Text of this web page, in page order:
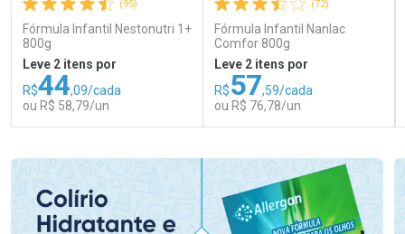
(95)
Fórmula Infantil Nestonutri 1+
800g
Leve 2 itens por
R$44,09/cada
ou R$ 58,79/un
(72)
Fórmula Infantil Nanlac
Comfor 800g
Leve 2 itens por
R$57,59/cada
ou R$ 76,78/un
Laboratório
Por Menos